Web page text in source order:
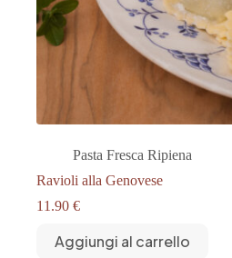
Pasta Fresca Ripiena
Ravioli alla Genovese
11.90 €
Aggiungi al carrello